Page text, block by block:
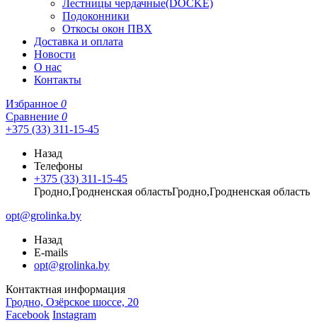
Лестницы чердачные(DOCKE)
Подоконники
Откосы окон ПВХ
Доставка и оплата
Новости
О нас
Контакты
Избранное 0
Сравнение 0
+375 (33) 311-15-45
Назад
Телефоны
+375 (33) 311-15-45
Гродно,Гродненская областьГродно,Гродненская область
opt@grolinka.by
Назад
E-mails
opt@grolinka.by
Контактная информация
Гродно, Озёрское шоссе, 20
Facebook Instagram